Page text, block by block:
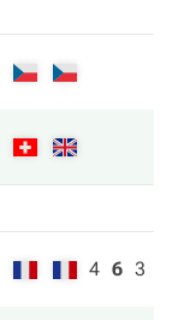
4 6 3